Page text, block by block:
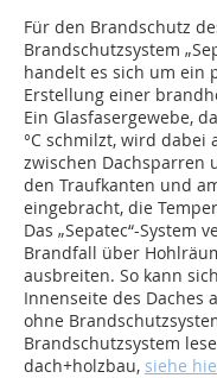
Für den Brandschutz
Brandschutzsystem
handelt es sich um ein
Erstellung einer
Ein Glasfasergewebe,
°C schmilzt, wird dabei
zwischen Dachsparren
den Traufkanten und
eingebracht, die
Das „Sepatec“-System
Brandfall über
ausbreiten. So kann
Innenseite des Daches
ohne
Brandschutzsystem
dach+holzbau, siehe